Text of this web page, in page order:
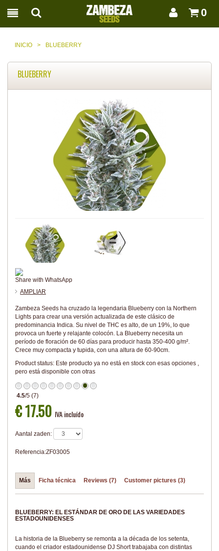
0
INICIO > BLUEBERRY
BLUEBERRY
Share with WhatsApp
AMPLIAR
Zambeza Seeds ha cruzado la legendaria Blueberry con la Northern
Lights para crear una versión actualizada de este clásico de
predominancia Indica. Su nivel de THC es alto, de un 19%, lo que
provoca un fuerte y relajante colocón. La Blueberry necesita un
período de floración de 60 días para producir hasta 350-400 g/m².
Crece muy compacta y tupida, con una altura de 60-90cm.
Product status: Este producto ya no está en stock con esas opciones ,
pero está disponible con otras
4.5/5 (7)
€ 17.50 IVA incluído
Aantal zaden:
Referencia:ZF03005
Más Ficha técnica Reviews (7) Customer pictures (3)
BLUEBERRY: EL ESTÁNDAR DE ORO DE LAS VARIEDADES
ESTADOUNIDENSES
La historia de la Blueberry se remonta a la década de los setenta,
cuando el criador estadounidense DJ Short trabajaba con distintas